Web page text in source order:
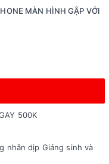
MÀN HÌNH GẬP VỚI
500K
nhân dịp Giáng sinh và